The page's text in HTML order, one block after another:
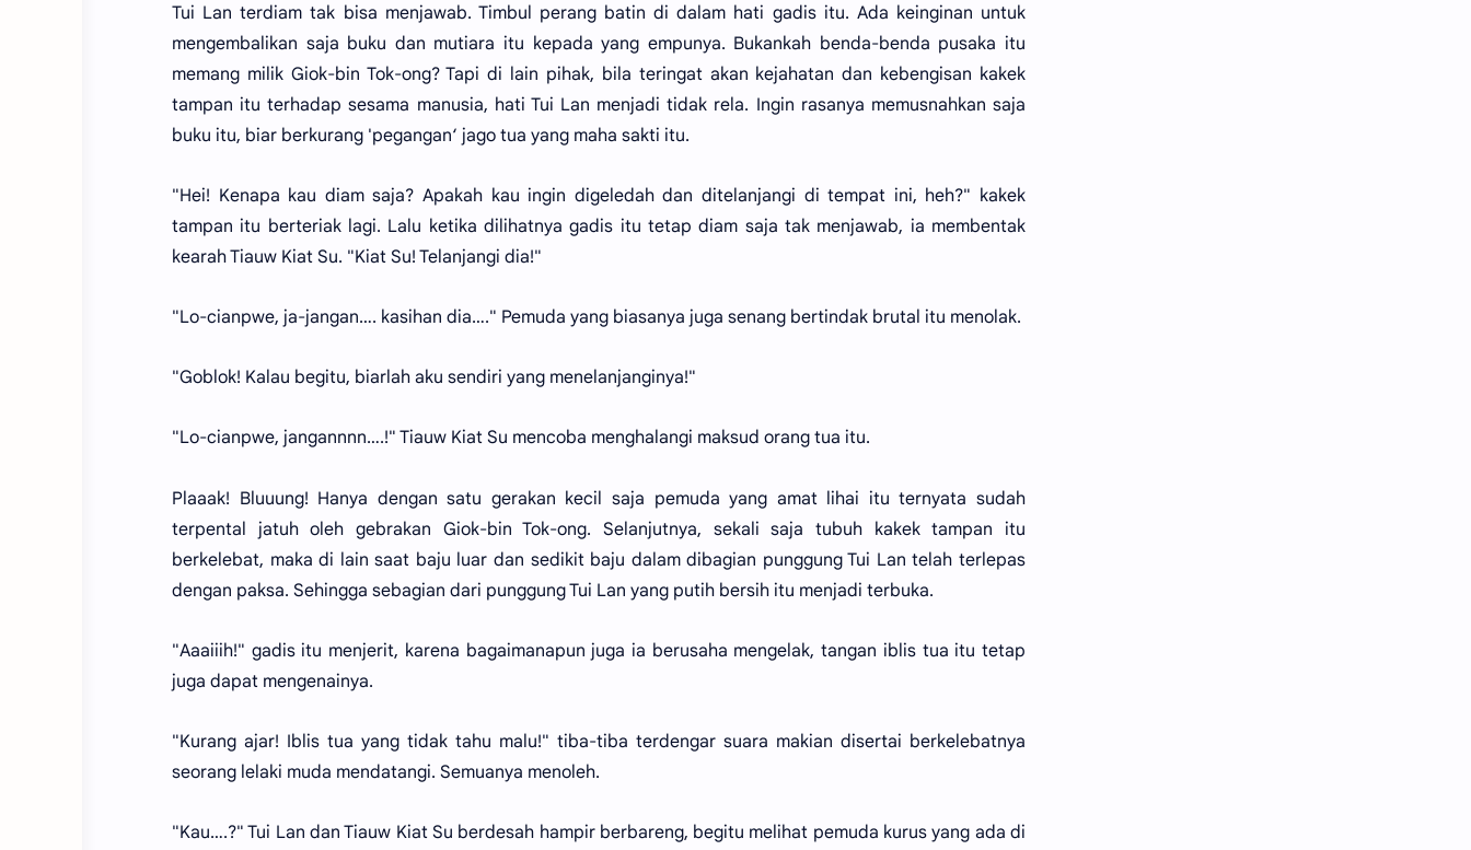
Tui Lan terdiam tak bisa menjawab. Timbul perang batin di dalam hati gadis itu. Ada keinginan untuk
mengembalikan saja buku dan mutiara itu kepada yang empunya. Bukankah benda-benda pusaka itu
memang milik Giok-bin Tok-ong? Tapi di lain pihak, bila teringat akan kejahatan dan kebengisan kakek
tampan itu terhadap sesama manusia, hati Tui Lan menjadi tidak rela. Ingin rasanya memusnahkan saja
buku itu, biar berkurang 'pegangan‘ jago tua yang maha sakti itu.
"Hei! Kenapa kau diam saja? Apakah kau ingin digeledah dan ditelanjangi di tempat ini, heh?" kakek
tampan itu berteriak lagi. Lalu ketika dilihatnya gadis itu tetap diam saja tak menjawab, ia membentak
kearah Tiauw Kiat Su. "Kiat Su! Telanjangi dia!"
"Lo-cianpwe, ja-jangan…. kasihan dia…." Pemuda yang biasanya juga senang bertindak brutal itu menolak.
"Goblok! Kalau begitu, biarlah aku sendiri yang menelanjanginya!"
"Lo-cianpwe, jangannnn….!" Tiauw Kiat Su mencoba menghalangi maksud orang tua itu.
Plaaak! Bluuung! Hanya dengan satu gerakan kecil saja pemuda yang amat lihai itu ternyata sudah
terpental jatuh oleh gebrakan Giok-bin Tok-ong. Selanjutnya, sekali saja tubuh kakek tampan itu
berkelebat, maka di lain saat baju luar dan sedikit baju dalam dibagian punggung Tui Lan telah terlepas
dengan paksa. Sehingga sebagian dari punggung Tui Lan yang putih bersih itu menjadi terbuka.
"Aaaiiih!" gadis itu menjerit, karena bagaimanapun juga ia berusaha mengelak, tangan iblis tua itu tetap
juga dapat mengenainya.
"Kurang ajar! Iblis tua yang tidak tahu malu!" tiba-tiba terdengar suara makian disertai berkelebatnya
seorang lelaki muda mendatangi. Semuanya menoleh.
"Kau….?" Tui Lan dan Tiauw Kiat Su berdesah hampir berbareng, begitu melihat pemuda kurus yang ada di